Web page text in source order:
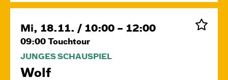
Mi, 18.11. / 10:00 – 12:00
09:00 Touchtour
JUNGES SCHAUSPIEL
Wolf